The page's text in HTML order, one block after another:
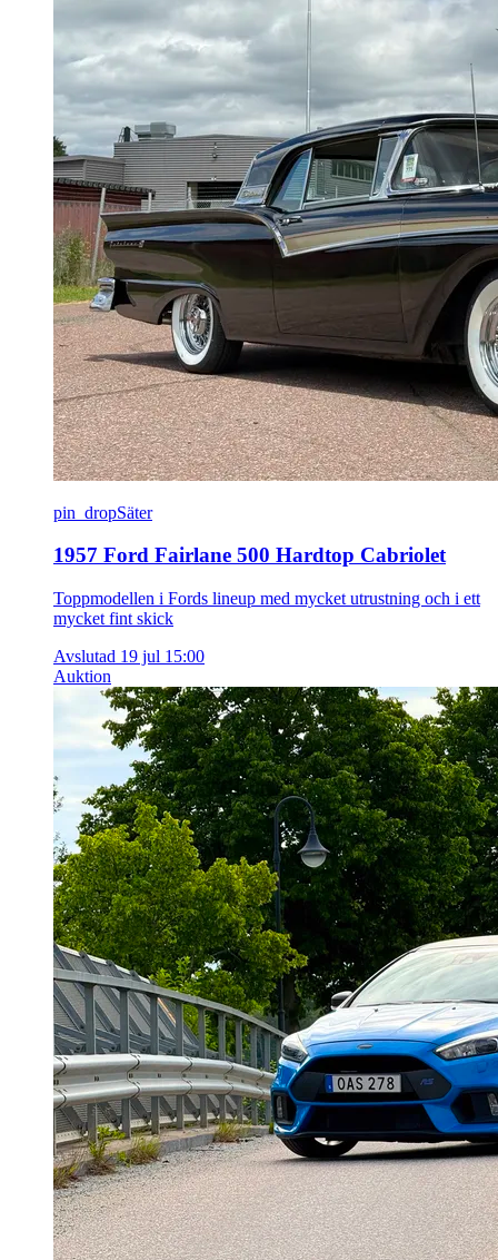
pin_dropSäter
1957 Ford Fairlane 500 Hardtop Cabriolet
Toppmodellen i Fords lineup med mycket utrustning och i ett
mycket fint skick
Avslutad 19 jul 15:00
Auktion